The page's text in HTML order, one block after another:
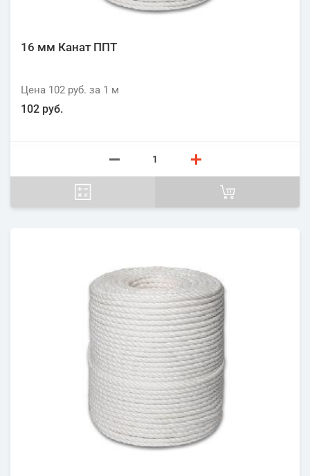
16 мм Канат ППТ
Цена 102 руб. за 1 м
102 руб.